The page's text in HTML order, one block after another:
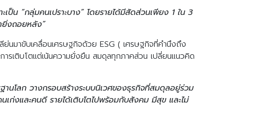
ป็น “กลุ่มคนเปราะบาง” โดยรายได้มีสัดส่วนเพียง 1 ใน 3
ยิ่งถอยหลัง”
นมาขับเคลื่อนเศรษฐกิจด้วย ESG ( เศรษฐกิจที่คำนึงถึง
รเติบโตแต่เน้นความยั่งยืน สมดุลทุกภาคส่วน เปลี่ยนแนวคิด
นโลก วางกรอบสร้างระบบนิเวศของธุรกิจที่สมดุลอยู่ร่วม
ก่งและคนดี รายได้เติบโตไปพร้อมกับสังคม มีสุข และไม่